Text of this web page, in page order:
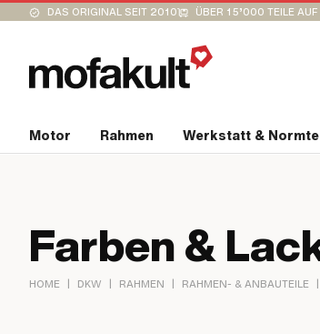
DAS ORIGINAL SEIT 2010 ÜBER 15’000 TEILE AUF
Motor Rahmen Werkstatt &
Farben &
HOME | DKW | RAHMEN | RAHMEN- & ANBAUTEILE |